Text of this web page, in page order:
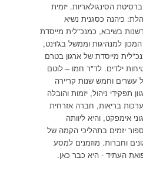
הסינגולאריות. יזמית
כיהנה כסגנית נשיא
בשיבא, כמנכ"לית מייסדת
למנהיגות וממשל בג'וינט,
מייסדת של ארגון בטרם
ילדים. לד"ר חמו – לוטם
עשרים וחמש שנות קריירה
תפקידי ניהול, יזמות והובלה
בריאות, חברה אזרחית
אימפקט, והיא ליוותה
יזמים בתהליכי הקמה של
וחברות. מוזמנים למסע
העתיד - היא כבר כאן.